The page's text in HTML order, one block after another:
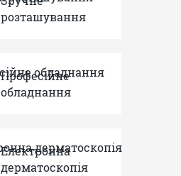
розташування
Професійне
обладнання
Електронна
дерматоскопія